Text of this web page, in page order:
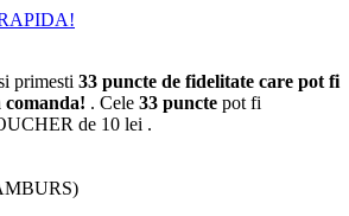
primesti 33 puncte de fidelitate care pot fi
comanda! . Cele 33 puncte pot fi
de 10 lei .